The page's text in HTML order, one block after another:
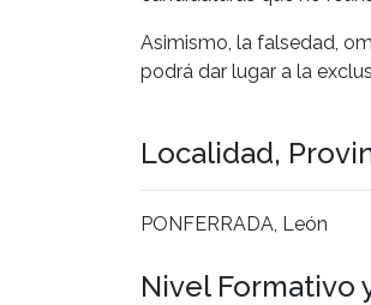
Asimismo, la falsedad,
podrá dar lugar a la
Localidad,
PONFERRADA, León
Nivel Formativo